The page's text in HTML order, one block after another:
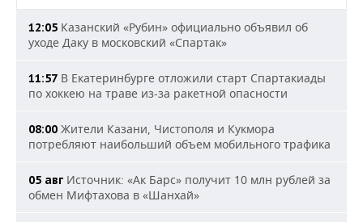
12:05 Казанский «Рубин» официально объявил об
уходе Даку в московский «Спартак»
11:57 В Екатеринбурге отложили старт Спартакиады
по хоккею на траве из-за ракетной опасности
08:00 Жители Казани, Чистополя и Кукмора
потребляют наибольший объем мобильного трафика
05 авг Источник: «Ак Барс» получит 10 млн рублей за
обмен Мифтахова в «Шанхай»